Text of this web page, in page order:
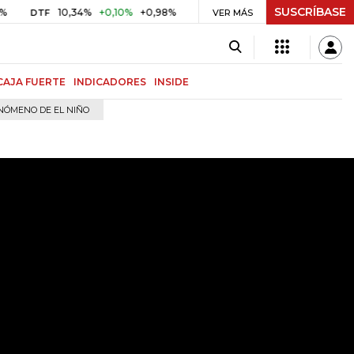
10,34% +0,10% +0,98% UVR $ 416,86 +$ 0,05 +0,01%
VER MÁS SUSCRÍBASE
FUERTE INDICADORES INSIDE
DE EL NIÑO